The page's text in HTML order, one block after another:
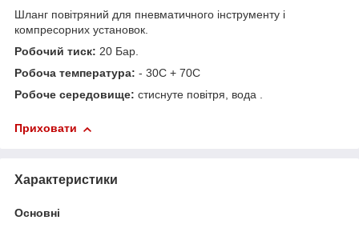
Шланг повітряний для пневматичного інструменту і
компресорних установок.
Робочий тиск: 20 Бар.
Робоча температура: - 30С + 70С
Робоче середовище: стиснуте повітря, вода .
Приховати
Характеристики
Основні